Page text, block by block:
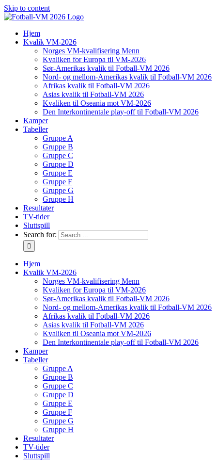
Skip to content
Hjem
Kvalik VM-2026
Norges VM-kvalifisering Menn
Kvaliken for Europa til VM-2026
Sør-Amerikas kvalik til Fotball-VM 2026
Nord- og mellom-Amerikas kvalik til Fotball-VM 2026
Afrikas kvalik til Fotball-VM 2026
Asias kvalik til Fotball-VM 2026
Kvaliken til Oseania mot VM-2026
Den Interkontinentale play-off til Fotball-VM 2026
Kamper
Tabeller
Gruppe A
Gruppe B
Gruppe C
Gruppe D
Gruppe E
Gruppe F
Gruppe G
Gruppe H
Resultater
TV-tider
Sluttspill
Search for:
Hjem
Kvalik VM-2026
Norges VM-kvalifisering Menn
Kvaliken for Europa til VM-2026
Sør-Amerikas kvalik til Fotball-VM 2026
Nord- og mellom-Amerikas kvalik til Fotball-VM 2026
Afrikas kvalik til Fotball-VM 2026
Asias kvalik til Fotball-VM 2026
Kvaliken til Oseania mot VM-2026
Den Interkontinentale play-off til Fotball-VM 2026
Kamper
Tabeller
Gruppe A
Gruppe B
Gruppe C
Gruppe D
Gruppe E
Gruppe F
Gruppe G
Gruppe H
Resultater
TV-tider
Sluttspill